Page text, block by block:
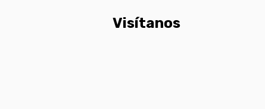
Visítanos